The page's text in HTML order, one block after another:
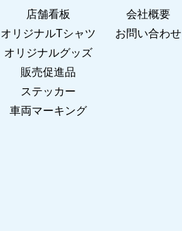
店舗看板
オリジナルTシャツ
オリジナルグッズ
販売促進品
ステッカー
車両マーキング
会社概要
お問い合わせ